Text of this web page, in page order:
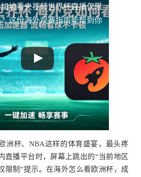
坡看央视频世界杯直播仅限
这份海外观赛指南能帮到你
洲杯、NBA这样的体育盛宴，最头疼
直播平台时，屏幕上跳出的“当前地区
限制”提示。在海外怎么看欧洲杯，成